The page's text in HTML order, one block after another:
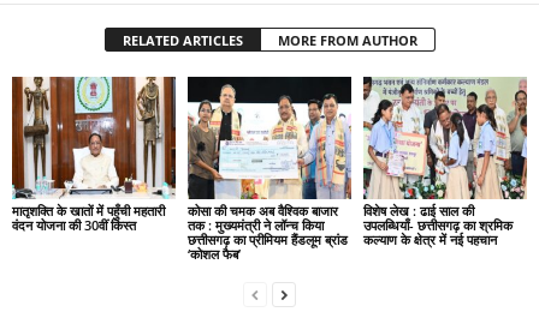
RELATED ARTICLES MORE FROM AUTHOR
मातृशक्ति के खातों में पहुँची महतारी
वंदन योजना की 30वीं किस्त
कोसा की चमक अब वैश्विक बाजार
तक : मुख्यमंत्री ने लॉन्च किया
छत्तीसगढ़ का प्रीमियम हैंडलूम ब्रांड
‘कोशल फैब’
विशेष लेख : ढाई साल की
उपलब्धियाँ- छत्तीसगढ़ का श्रमिक
कल्याण के क्षेत्र में नई पहचान